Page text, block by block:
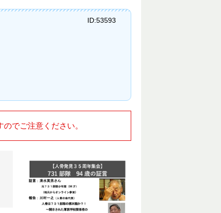
ID:53593
でご注意ください。